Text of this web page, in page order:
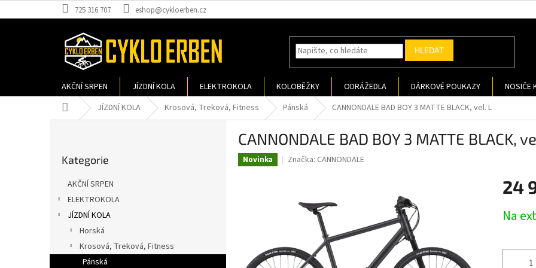
na
725 316 707 eshop@cykloerben.cz
HLEDAT
AKČNÍ SRPEN JÍZDNÍ KOLA ELEKTROKOLA KOLOBĚŽKY ODRÁŽEDLA DÁRKOVÉ POUKAZY NOSIČE
Domů JÍZDNÍ KOLA Krosová, Treková, Fitness Pánská CANNONDALE BAD BOY 3 MATTE BLACK, vel. L
a
kategorie
Kategorie
AKČNÍ SRPEN
ELEKTROKOLA
JÍZDNÍ KOLA
Horská
Krosová, Treková, Fitness
Pánská
CANNONDALE BAD BOY 3 MATTE BLACK,
Novinka Značka: CANNONDALE
24
cena:
Na